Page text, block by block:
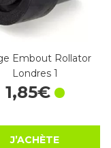
Embout Rollator
Londres 1
1,85€
J’ACHÈTE